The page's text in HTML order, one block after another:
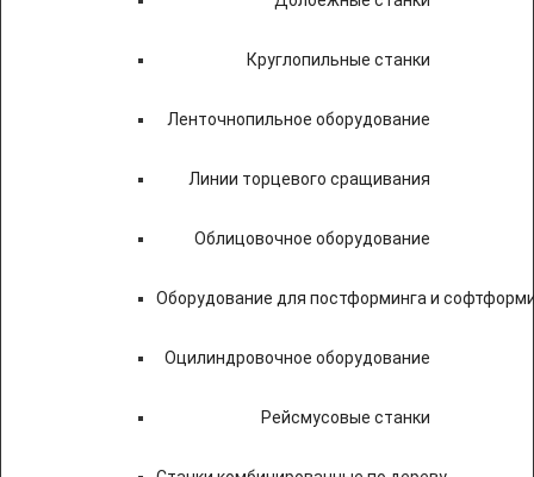
Круглопильные станки
Ленточнопильное оборудование
Линии торцевого сращивания
Облицовочное оборудование
Оборудование для постформинга и
Оцилиндровочное оборудование
Рейсмусовые станки